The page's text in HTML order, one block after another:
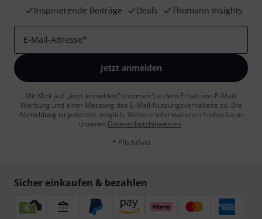
Inspirierende Beiträge
Deals Thomann Insights
E-Mail-Adresse*
Jetzt anmelden
Mit Klick auf „Jetzt anmelden“ stimmen Sie dem Erhalt von E-Mail-
Werbung und einer Messung des E-Mail-Nutzungsverhaltens zu. Die
Abmeldung ist jederzeit möglich. Weitere Informationen finden Sie in
unseren Datenschutzhinweisen.
* Pflichtfeld
Sicher einkaufen & bezahlen